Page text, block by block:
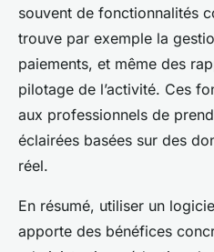
souvent de fonctionnalités
trouve par exemple la
paiements, et même des
pilotage de l’activité. Ces
aux professionnels de
éclairées basées sur des
réel.
En résumé, utiliser un
apporte des bénéfices